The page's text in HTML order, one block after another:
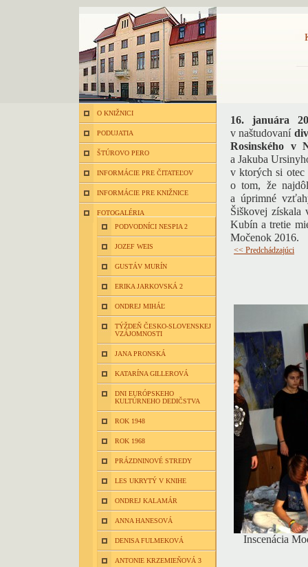
O KNIŽNICI
PODUJATIA
ŠTÚROVO PERO
INFORMÁCIE PRE ČITATEĽOV
INFORMÁCIE PRE KNIŽNICE
FOTOGALÉRIA
PODVODNÍCI NESPIA 2
JOZEF WEIS
GUSTÁV MURÍN
ERIKA JARKOVSKÁ 2
ONDREJ MIHÁĽ
TÝŽDEŇ ČESKO-SLOVENSKEJ
VZÁJOMNOSTI
JANA PRONSKÁ
KATARÍNA GILLEROVÁ
DNI EURÓPSKEHO
KULTÚRNEHO DEDIČSTVA
ROK 1948
ROK 1968
PRÁZDNINOVÉ STREDY
LES UKRYTÝ V KNIHE
ONDREJ KALAMÁR
ANNA HANESOVÁ
DENISA FULMEKOVÁ
ANTONIE KRZEMIEŇOVÁ 3
16. januára
v naštudovaní
Rosinského v
a Jakuba
v ktorých si otec
o tom, že
a úprimné
Šiškovej získala
Kubín a tretie
Močenok 2016.
<< Predchádzajúci
Inscenácia